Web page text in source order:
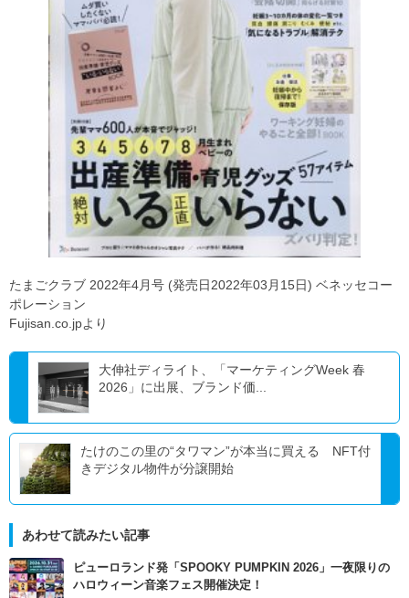
たまごクラブ 2022年4月号 (発売日2022年03月15日) ベネッセコー
ポレーション
Fujisan.co.jpより
大伸社ディライト、「マーケティングWeek 春
2026」に出展、ブランド価...
たけのこの里の“タワマン”が本当に買える NFT付
きデジタル物件が分譲開始
あわせて読みたい記事
ピューロランド発「SPOOKY PUMPKIN 2026」一夜限りの
ハロウィーン音楽フェス開催決定！